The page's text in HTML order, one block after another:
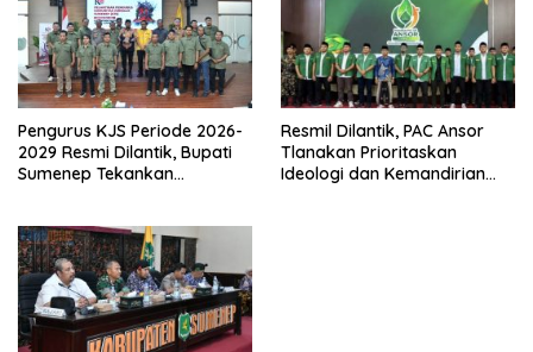
Pengurus KJS Periode 2026-
2029 Resmi Dilantik, Bupati
Sumenep Tekankan
Resmil Dilantik, PAC Ansor
Tlanakan Prioritaskan
Ideologi dan Kemandirian